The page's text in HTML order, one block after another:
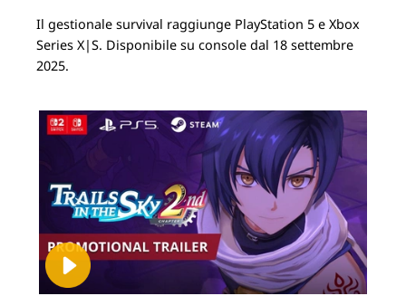
Il gestionale survival raggiunge PlayStation 5 e Xbox
Series X|S. Disponibile su console dal 18 settembre
2025.